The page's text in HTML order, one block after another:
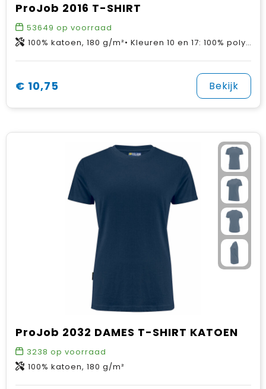
ProJob 2016 T-SHIRT
53649 op voorraad
100% katoen, 180 g/m²• Kleuren 10 en 17: 100% polyester, 200g/m²
€ 10,75 Bekijk
ProJob 2032 DAMES T-SHIRT KATOEN
3238 op voorraad
100% katoen, 180 g/m²